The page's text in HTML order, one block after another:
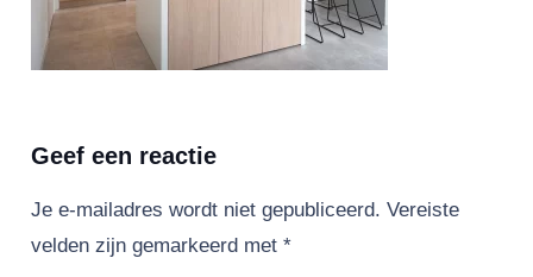
Geef een reactie
Je e-mailadres wordt niet gepubliceerd. Vereiste
velden zijn gemarkeerd met *